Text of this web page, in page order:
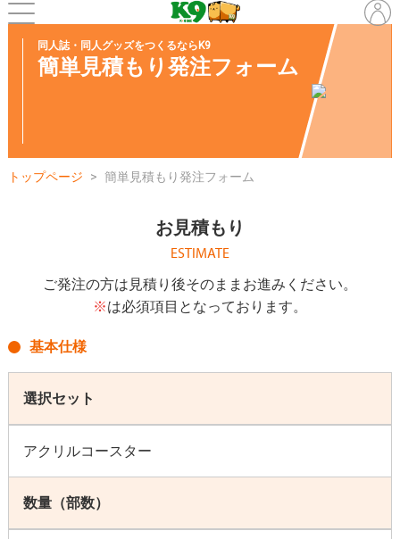
同人誌・同人グッズをつくるならK9
簡単見積もり発注フォーム
トップページ 簡単見積もり発注フォーム
お見積もり
ESTIMATE
ご発注の方は見積り後そのままお進みください。
※は必須項目となっております。
基本仕様
選択セット
アクリルコースター
数量（部数）